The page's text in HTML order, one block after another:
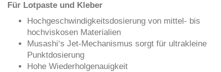
Für Lotpaste und Kleber
Hochgeschwindigkeitsdosierung von mittel- bis
hochviskosen Materialien
Musashi‘s Jet-Mechanismus sorgt für ultrakleine
Punktdosierung
Hohe Wiederholgenauigkeit